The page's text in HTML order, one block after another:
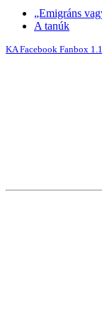
„Emigráns
A tanúk
KA Facebook Fanbox 1.1